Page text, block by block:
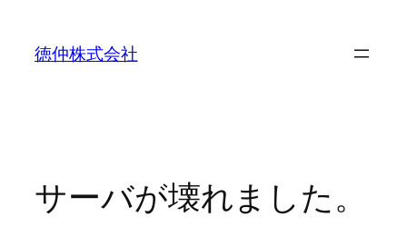
徳仲株式会社
サーバが壊れました。